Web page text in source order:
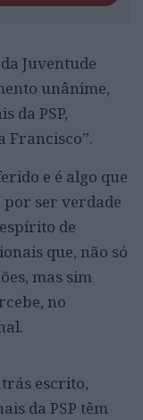
Juventude
unânime,
da PSP,
Francisco”.
e é algo que
por ser verdade
de
que, não só
mas sim
no
escrito,
da PSP têm